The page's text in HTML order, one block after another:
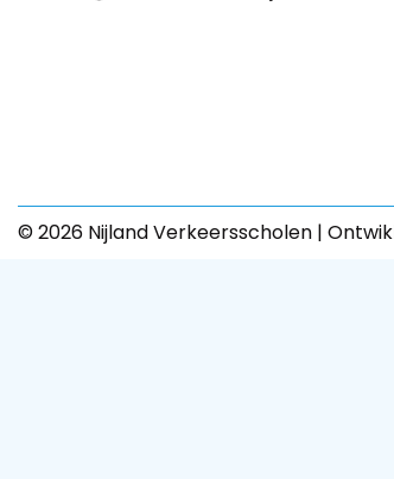
© 2026 Nijland Verkeersscholen |